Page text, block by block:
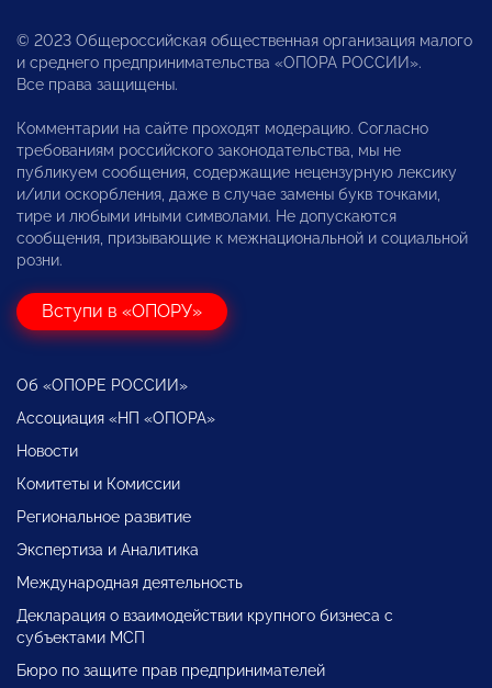
© 2023 Общероссийская общественная организация малого
и среднего предпринимательства «ОПОРА РОССИИ».
Все права защищены.
Комментарии на сайте проходят модерацию. Согласно
требованиям российского законодательства, мы не
публикуем сообщения, содержащие нецензурную лексику
и/или оскорбления, даже в случае замены букв точками,
тире и любыми иными символами. Не допускаются
сообщения, призывающие к межнациональной и социальной
розни.
Вступи в «ОПОРУ»
Об «ОПОРЕ РОССИИ»
Ассоциация «НП «ОПОРА»
Новости
Комитеты и Комиссии
Региональное развитие
Экспертиза и Аналитика
Международная деятельность
Декларация о взаимодействии крупного бизнеса с
субъектами МСП
Бюро по защите прав предпринимателей